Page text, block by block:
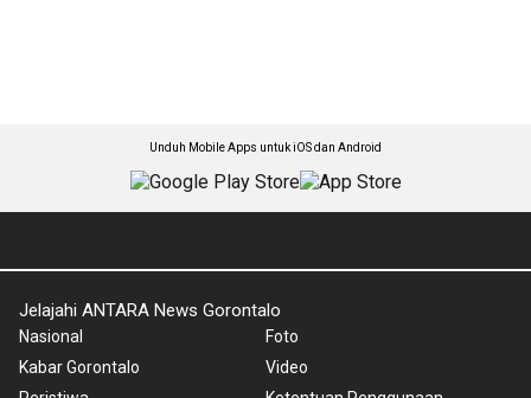
Unduh Mobile Apps untuk iOS dan Android
Jelajahi ANTARA News Gorontalo
Nasional
Kabar Gorontalo
Foto
Video